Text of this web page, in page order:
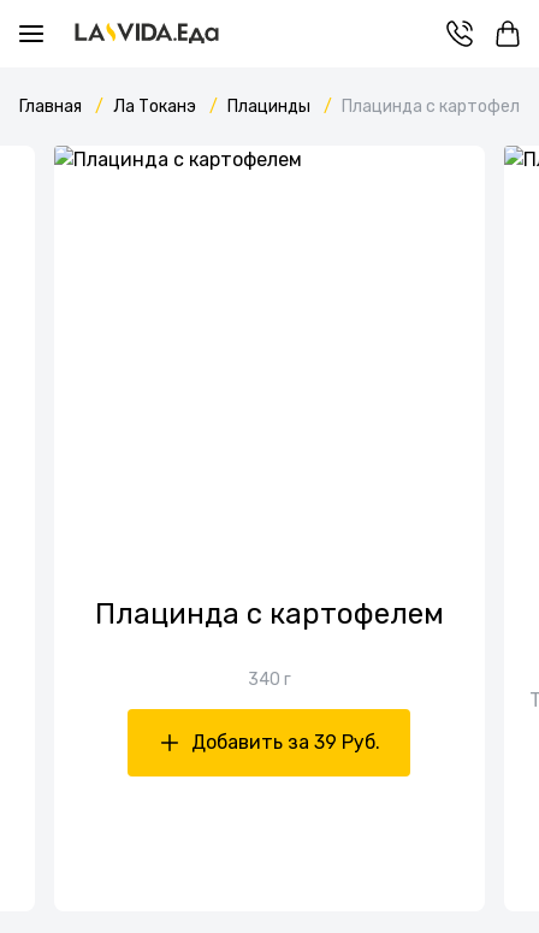
Главная Ла Токанэ Плацинды Плацинда с картофелем
Плацинда с картофелем
340 г
Добавить за 39 Руб.